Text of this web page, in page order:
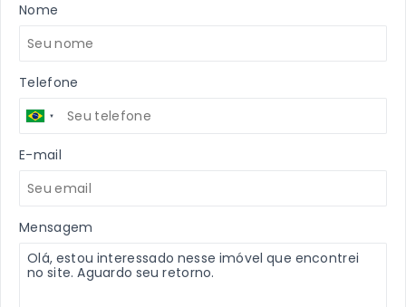
Nome
Telefone
E-mail
Mensagem